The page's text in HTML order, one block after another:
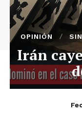
OPINIÓN
Irán